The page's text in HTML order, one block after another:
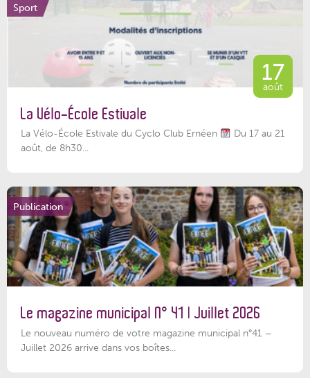
Sport
17
août
La Vélo-École Estivale
La Vélo-École Estivale du Cyclo Club Ernéen
Du 17 au 21
août, de 8h30...
Publication
Le magazine municipal N° 41 | Juillet 2026
Le nouveau numéro de votre magazine municipal n°41 –
Juillet 2026 arrive dans vos boîtes...